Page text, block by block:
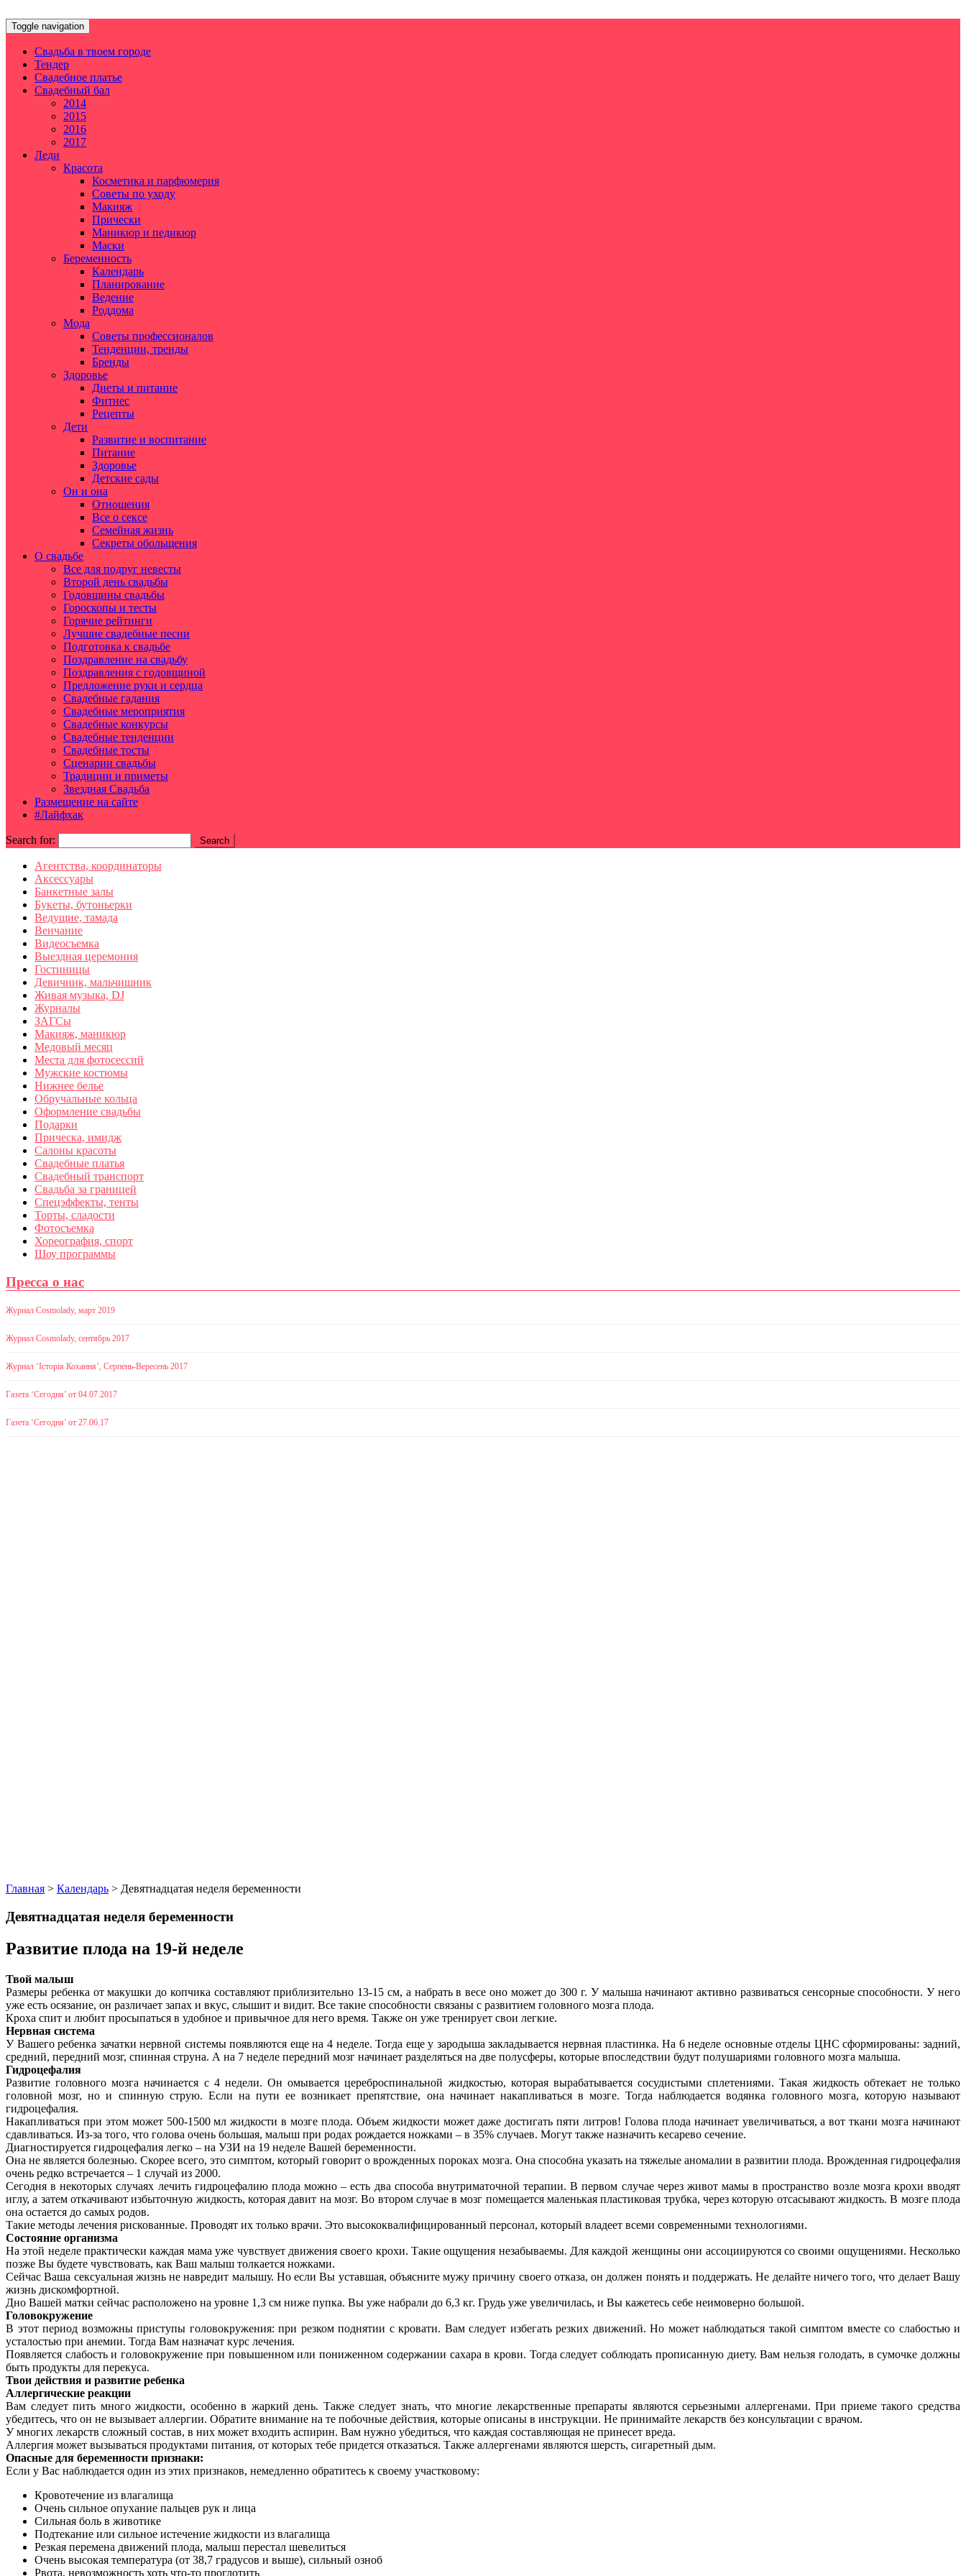
Toggle navigation
Свадьба в твоем городе
Тендер
Свадебное платье
Свадебный бал
2014
2015
2016
2017
Леди
Красота
Косметика и парфюмерия
Советы по уходу
Макияж
Прически
Маникюр и педикюр
Маски
Беременность
Календарь
Планирование
Ведение
Роддома
Мода
Советы профессионалов
Тенденции, тренды
Бренды
Здоровье
Диеты и питание
Фитнес
Рецепты
Дети
Развитие и воспитание
Питание
Здоровье
Детские сады
Он и она
Отношения
Все о сексе
Семейная жизнь
Секреты обольщения
О свадьбе
Все для подруг невесты
Второй день свадьбы
Годовщины свадьбы
Гороскопы и тесты
Горячие рейтинги
Лучшие свадебные песни
Подготовка к свадьбе
Поздравление на свадьбу
Поздравления с годовщиной
Предложение руки и сердца
Свадебные гадания
Свадебные мероприятия
Свадебные конкурсы
Свадебные тенденции
Свадебные тосты
Сценарии свадьбы
Традиции и приметы
Звездная Свадьба
Размещение на сайте
#Лайфхак
Search for:
Агентства, координаторы
Аксессуары
Банкетные залы
Букеты, бутоньерки
Ведущие, тамада
Венчание
Видеосъемка
Выездная церемония
Гостиницы
Девичник, мальчишник
Живая музыка, DJ
Журналы
ЗАГСы
Макияж, маникюр
Медовый месяц
Места для фотосессий
Мужские костюмы
Нижнее белье
Обручальные кольца
Оформление свадьбы
Подарки
Прическа, имидж
Салоны красоты
Свадебные платья
Свадебный транспорт
Свадьба за границей
Спецэффекты, тенты
Торты, сладости
Фотосъемка
Хореография, спорт
Шоу программы
Пресса о нас
Журнал Cosmolady, март 2019
Журнал Cosmolady, сентябрь 2017
Журнал ‘Історія Кохання’, Серпень-Вересень 2017
Газета ‘Сегодня’ от 04.07.2017
Газета ‘Сегодня’ от 27.06.17
Главная > Календарь > Девятнадцатая неделя беременности
Девятнадцатая неделя беременности
Развитие плода на 19-й неделе
Твой малыш
Размеры ребенка от макушки до копчика составляют приблизительно 13-15 см, а набрать в весе оно может до 300 г. У малыша начинают активно развиваться сенсорные способности. У него
уже есть осязание, он различает запах и вкус, слышит и видит. Все такие способности связаны с развитием головного мозга плода.
Кроха спит и любит просыпаться в удобное и привычное для него время. Также он уже тренирует свои легкие.
Нервная система
У Вашего ребенка зачатки нервной системы появляются еще на 4 неделе. Тогда еще у зародыша закладывается нервная пластинка. На 6 неделе основные отделы ЦНС сформированы: задний,
средний, передний мозг, спинная струна. А на 7 неделе передний мозг начинает разделяться на две полусферы, которые впоследствии будут полушариями головного мозга малыша.
Гидроцефалия
Развитие головного мозга начинается с 4 недели. Он омывается цереброспинальной жидкостью, которая вырабатывается сосудистыми сплетениями. Такая жидкость обтекает не только
головной мозг, но и спинную струю. Если на пути ее возникает препятствие, она начинает накапливаться в мозге. Тогда наблюдается водянка головного мозга, которую называют
гидроцефалия.
Накапливаться при этом может 500-1500 мл жидкости в мозге плода. Объем жидкости может даже достигать пяти литров! Голова плода начинает увеличиваться, а вот ткани мозга начинают
сдавливаться. Из-за того, что голова очень большая, малыш при родах рождается ножками – в 35% случаев. Могут также назначить кесарево сечение.
Диагностируется гидроцефалия легко – на УЗИ на 19 неделе Вашей беременности.
Она не является болезнью. Скорее всего, это симптом, который говорит о врожденных пороках мозга. Она способна указать на тяжелые аномалии в развитии плода. Врожденная гидроцефалия
очень редко встречается – 1 случай из 2000.
Сегодня в некоторых случаях лечить гидроцефалию плода можно – есть два способа внутриматочной терапии. В первом случае через живот мамы в пространство возле мозга крохи вводят
иглу, а затем откачивают избыточную жидкость, которая давит на мозг. Во втором случае в мозг помещается маленькая пластиковая трубка, через которую отсасывают жидкость. В мозге плода
она остается до самых родов.
Такие методы лечения рискованные. Проводят их только врачи. Это высококвалифицированный персонал, который владеет всеми современными технологиями.
Состояние организма
На этой неделе практически каждая мама уже чувствует движения своего крохи. Такие ощущения незабываемы. Для каждой женщины они ассоциируются со своими ощущениями. Несколько
позже Вы будете чувствовать, как Ваш малыш толкается ножками.
Сейчас Ваша сексуальная жизнь не навредит малышу. Но если Вы уставшая, объясните мужу причину своего отказа, он должен понять и поддержать. Не делайте ничего того, что делает Вашу
жизнь дискомфортной.
Дно Вашей матки сейчас расположено на уровне 1,3 см ниже пупка. Вы уже набрали до 6,3 кг. Грудь уже увеличилась, и Вы кажетесь себе неимоверно большой.
Головокружение
В этот период возможны приступы головокружения: при резком поднятии с кровати. Вам следует избегать резких движений. Но может наблюдаться такой симптом вместе со слабостью и
усталостью при анемии. Тогда Вам назначат курс лечения.
Появляется слабость и головокружение при повышенном или пониженном содержании сахара в крови. Тогда следует соблюдать прописанную диету. Вам нельзя голодать, в сумочке должны
быть продукты для перекуса.
Твои действия и развитие ребенка
Аллергические реакции
Вам следует пить много жидкости, особенно в жаркий день. Также следует знать, что многие лекарственные препараты являются серьезными аллергенами. При приеме такого средства
убедитесь, что он не вызывает аллергии. Обратите внимание на те побочные действия, которые описаны в инструкции. Не принимайте лекарств без консультации с врачом.
У многих лекарств сложный состав, в них может входить аспирин. Вам нужно убедиться, что каждая составляющая не принесет вреда.
Аллергия может вызываться продуктами питания, от которых тебе придется отказаться. Также аллергенами являются шерсть, сигаретный дым.
Опасные для беременности признаки:
Если у Вас наблюдается один из этих признаков, немедленно обратитесь к своему участковому:
Кровотечение из влагалища
Очень сильное опухание пальцев рук и лица
Сильная боль в животике
Подтекание или сильное истечение жидкости из влагалища
Резкая перемена движений плода, малыш перестал шевелиться
Очень высокая температура (от 38,7 градусов и выше), сильный озноб
Рвота, невозможность хоть что-то проглотить